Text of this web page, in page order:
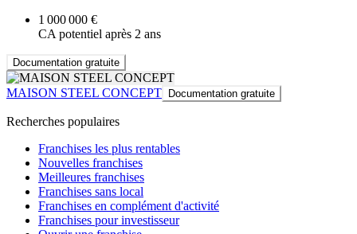
1 000 000 €
CA potentiel après 2 ans
Documentation gratuite
MAISON STEEL CONCEPT Documentation gratuite
Recherches populaires
Franchises les plus rentables
Nouvelles franchises
Meilleures franchises
Franchises sans local
Franchises en complément d'activité
Franchises pour investisseur